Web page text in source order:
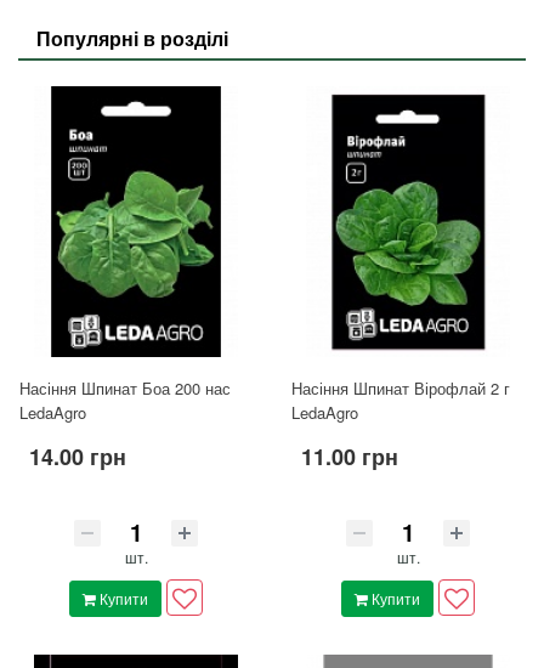
Популярні в розділі
Насіння Шпинат Боа 200 нас
LedaAgro
14.00 грн
шт.
Купити
Насіння Шпинат Вірофлай 2 г
LedaAgro
11.00 грн
шт.
Купити